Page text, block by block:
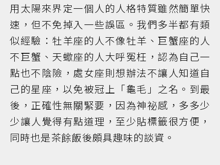
用太陽來界定一個人的人格特質雖然簡單快
速，但不免掉入一些誤區。我們多半都有類
似經驗：牡羊座的人不像牡羊、巨蟹座的人
不巨蟹、天蠍座的人大呼冤枉，認為自己一
點也不陰險，處女座則想辦法不讓人知道自
己的星座，以免被冠上「龜毛」之名。到最
後，正確性無關緊要，因為神祕感，多多少
少讓人覺得有點道理，至少貼標籤很方便，
同時也是茶餘飯後頗具趣味的談資。